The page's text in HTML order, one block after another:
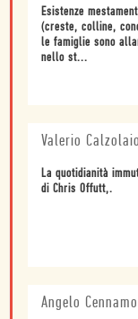
Esistenze
(creste, colline,
le famiglie sono
nello st...
Valerio Calzolaio
La quotidianità
di Chris Offutt,.
Angelo Cennamo